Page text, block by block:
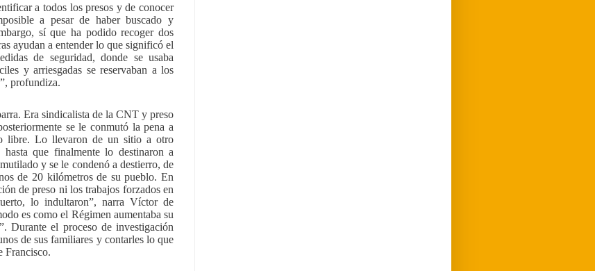
a todos los presos y de conocer
a pesar de haber buscado y
sí que ha podido recoger dos
ayudan a entender lo que significó el
de seguridad, donde se usaba
y arriesgadas se reservaban a los
profundiza.
Era sindicalista de la CNT y preso
se le conmutó la pena a
libre. Lo llevaron de un sitio a otro
hasta que finalmente lo destinaron a
y se le condenó a destierro, de
de 20 kilómetros de su pueblo. En
de preso ni los trabajos forzados en
lo indultaron”, narra Víctor de
es como el Régimen aumentaba su
Durante el proceso de investigación
de sus familiares y contarles lo que
Francisco.